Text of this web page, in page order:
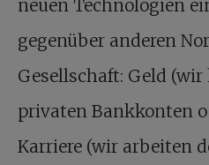
neuen Technologien
gegenüber anderen
Gesellschaft: Geld
privaten Bankkonten
Karriere (wir arbeiten